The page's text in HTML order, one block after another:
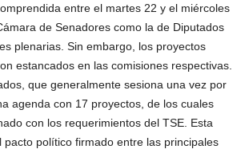
entre el martes 22 y el miércoles
de Senadores como la de Diputados
plenarias. Sin embargo, los proyectos
estancados en las comisiones respectivas.
que generalmente sesiona una vez por
agenda con 17 proyectos, de los cuales
con los requerimientos del TSE. Esta
pacto político firmado entre las principales